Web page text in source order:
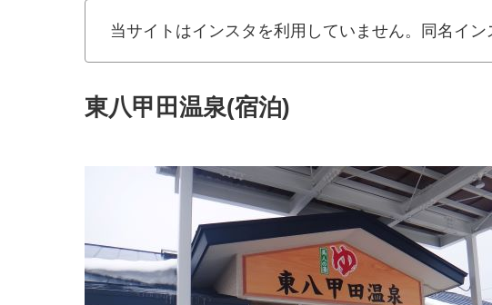
当サイトはインスタを利用していません。同名イン
東八甲田温泉(宿泊)